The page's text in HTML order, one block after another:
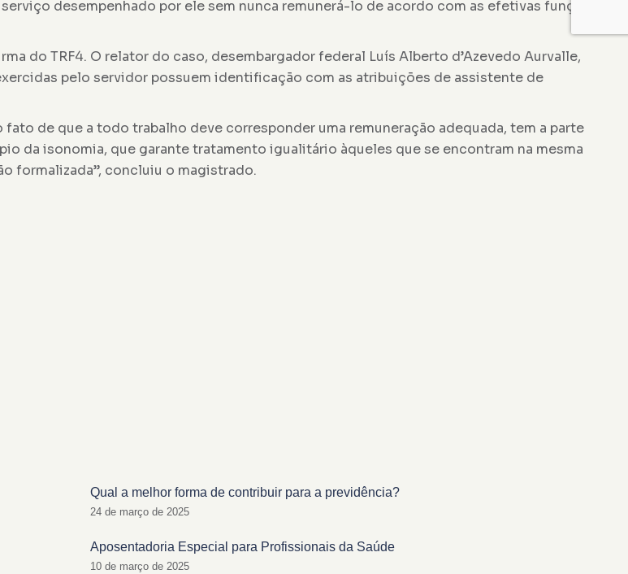
desempenhado por ele sem nunca remunerá-lo de acordo com as efetivas funções
do TRF4. O relator do caso, desembargador federal Luís Alberto d’Azevedo Aurvalle,
pelo servidor possuem identificação com as atribuições de assistente de
de que a todo trabalho deve corresponder uma remuneração adequada, tem a parte
da isonomia, que garante tratamento igualitário àqueles que se encontram na mesma
formalizada”, concluiu o magistrado.
Qual a melhor forma de contribuir para a previdência?
24 de março de 2025
Aposentadoria Especial para Profissionais da Saúde
10 de março de 2025